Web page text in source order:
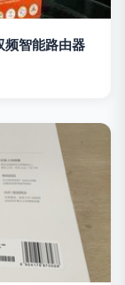
频智能路由器